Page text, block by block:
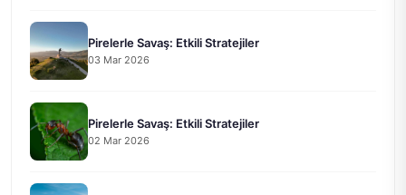
Pirelerle Savaş: Etkili Stratejiler
03 Mar 2026
Pirelerle Savaş: Etkili Stratejiler
02 Mar 2026